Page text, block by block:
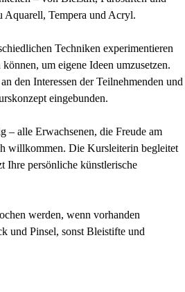
Aquarell, Tempera und Acryl.
Techniken experimentieren
um eigene Ideen umzusetzen.
den Interessen der Teilnehmenden und
eingebunden.
– alle Erwachsenen, die Freude am
willkommen. Die Kursleiterin begleitet
Ihre persönliche künstlerische
werden, wenn vorhanden
und Pinsel, sonst Bleistifte und